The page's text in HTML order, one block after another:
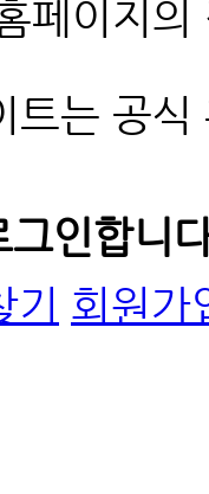
페이지의
트는 공
그인합니
회원가